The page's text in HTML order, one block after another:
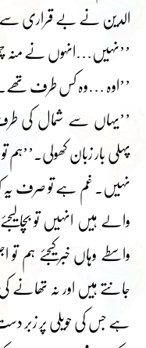
الدین نے بے قراری سے
’’نہیں…انہوں نے منہ
’’اوہ …وہ کس طرف تھے۔
’’یہاں سے شمال کی
پہلی بار زبان
نہیں۔ غم ہے تو صرف یہ کہ
والے ہیں انہیں تو
واسطے وہاں خبرکیجئے ہم
جانتے ہیں اور نہ تھانے
ہے جس کی حویلی پر زبر